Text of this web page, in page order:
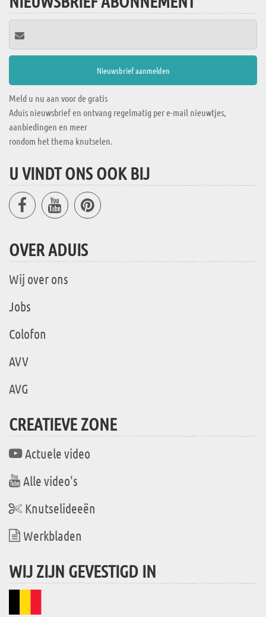
Meld u nu aan voor de gratis
Aduis nieuwsbrief en ontvang regelmatig per e-mail nieuwtjes,
aanbiedingen en meer
rondom het thema knutselen.
U VINDT ONS OOK BIJ
OVER ADUIS
Wij over ons
Jobs
Colofon
AVV
AVG
CREATIEVE ZONE
Actuele video
Alle video's
Knutselideeën
Werkbladen
WIJ ZIJN GEVESTIGD IN